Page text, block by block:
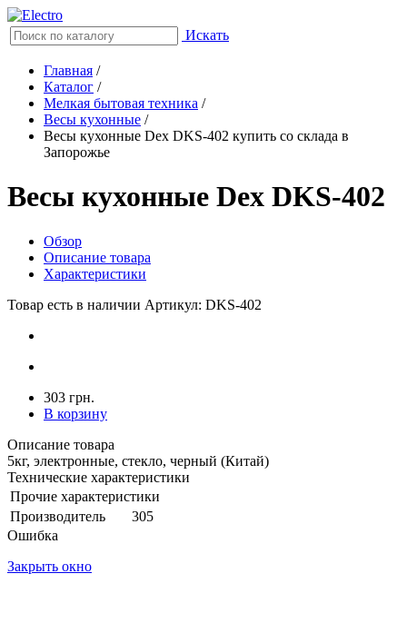
Искать
Главная /
Каталог /
Мелкая бытовая техника /
Весы кухонные /
Весы кухонные Dex DKS-402 купить со склада в
Запорожье
Весы кухонные Dex DKS-402
Обзор
Описание товара
Характеристики
Товар есть в наличии Артикул: DKS-402
303 грн.
В корзину
Описание товара
5кг, электронные, стекло, черный (Китай)
Технические характеристики
Прочие характеристики
Производитель
305
Ошибка
Закрыть окно